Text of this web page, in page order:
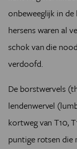
onbeweeglijk in de
hersens waren al
schok van die
verdoofd.
De borstwervels
lendenwervel
kortweg van T10,
puntige rotsen die